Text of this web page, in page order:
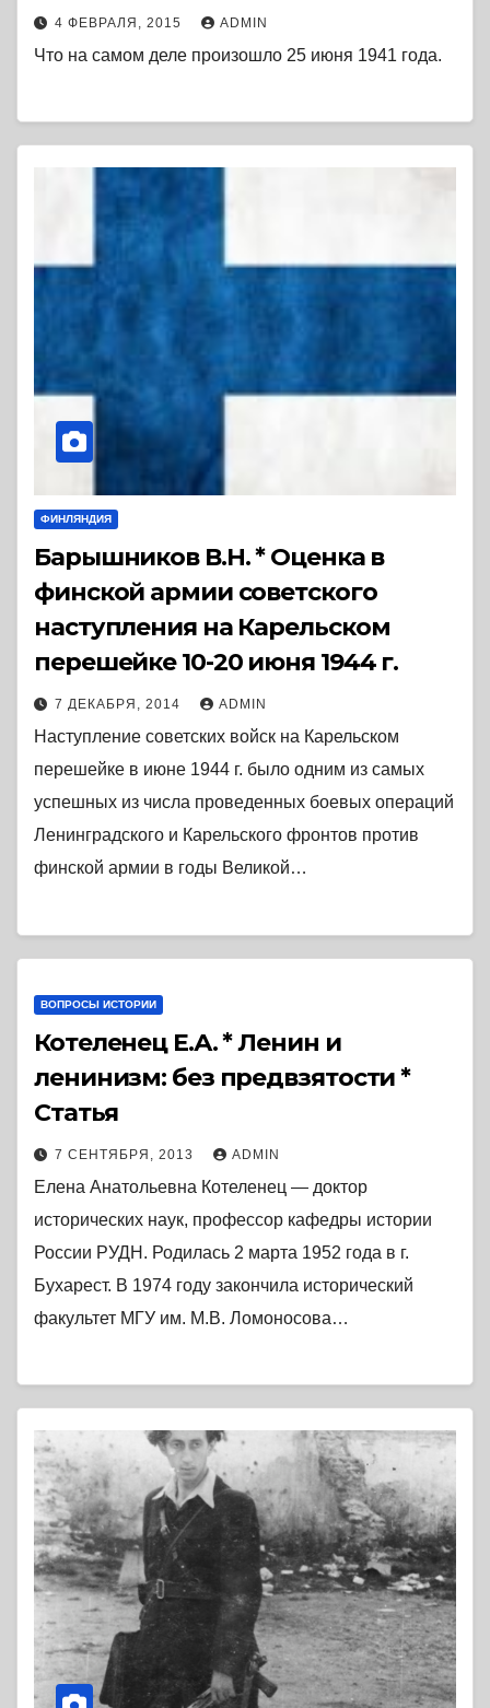
4 ФЕВРАЛЯ, 2015 ADMIN
Что на самом деле произошло 25 июня 1941 года.
ФИНЛЯНДИЯ
Барышников В.Н. * Оценка в
финской армии советского
наступления на Карельском
перешейке 10-20 июня 1944 г.
7 ДЕКАБРЯ, 2014 ADMIN
Наступление советских войск на Карельском
перешейке в июне 1944 г. было одним из самых
успешных из числа проведенных боевых операций
Ленинградского и Карельского фронтов против
финской армии в годы Великой…
ВОПРОСЫ ИСТОРИИ
Котеленец Е.А. * Ленин и
ленинизм: без предвзятости *
Статья
7 СЕНТЯБРЯ, 2013 ADMIN
Елена Анатольевна Котеленец — доктор
исторических наук, профессор кафедры истории
России РУДН. Родилась 2 марта 1952 года в г.
Бухарест. В 1974 году закончила исторический
факультет МГУ им. М.В. Ломоносова…